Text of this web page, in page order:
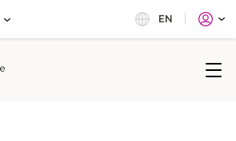
EN